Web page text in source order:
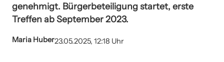
genehmigt. Bürgerbeteiligung startet, erste
Treffen ab September 2023.
Maria Huber23.05.2025, 12:18 Uhr